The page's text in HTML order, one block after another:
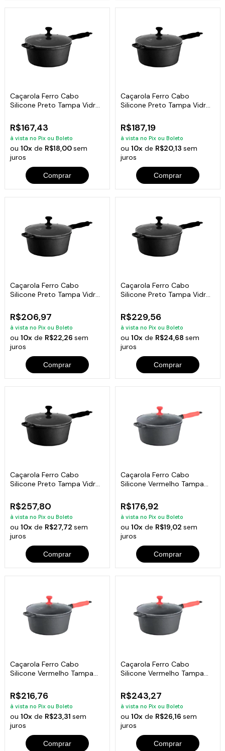
Caçarola Ferro Cabo
Silicone Preto Tampa Vidro
R$167,43
à vista no Pix ou Boleto
ou10x de R$18,00sem
juros
Comprar
Caçarola Ferro Cabo
Silicone Preto Tampa Vidro
R$187,19
à vista no Pix ou Boleto
ou 10xde R$20,13 sem
juros
Comprar
Caçarola Ferro Cabo
Silicone Preto Tampa Vidro
R$206,97
à vista no Pix ou Boleto
ou10x de R$22,26sem
juros
Comprar
Caçarola Ferro Cabo
Silicone Preto Tampa Vidro
R$229,56
à vista no Pix ou Boleto
ou 10xde R$24,68 sem
juros
Comprar
Caçarola Ferro Cabo
Silicone Preto Tampa Vidro
R$257,80
à vista no Pix ou Boleto
ou10x de R$27,72sem
juros
Comprar
Caçarola Ferro Cabo
Silicone Vermelho Tampa
R$176,92
à vista no Pix ou Boleto
ou 10xde R$19,02 sem
juros
Comprar
Caçarola Ferro Cabo
Silicone Vermelho Tampa
R$216,76
à vista no Pix ou Boleto
ou10x de R$23,31sem
juros
Comprar
Caçarola Ferro Cabo
Silicone Vermelho Tampa
R$243,27
à vista no Pix ou Boleto
ou 10xde R$26,16 sem
juros
Comprar